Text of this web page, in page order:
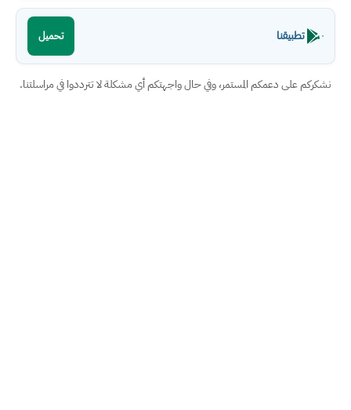
تطبيقنا تحميل
نشكركم على دعمكم المستمر، وفي حال واجهتكم أي مشكلة لا تترددوا في مراسلتنا.